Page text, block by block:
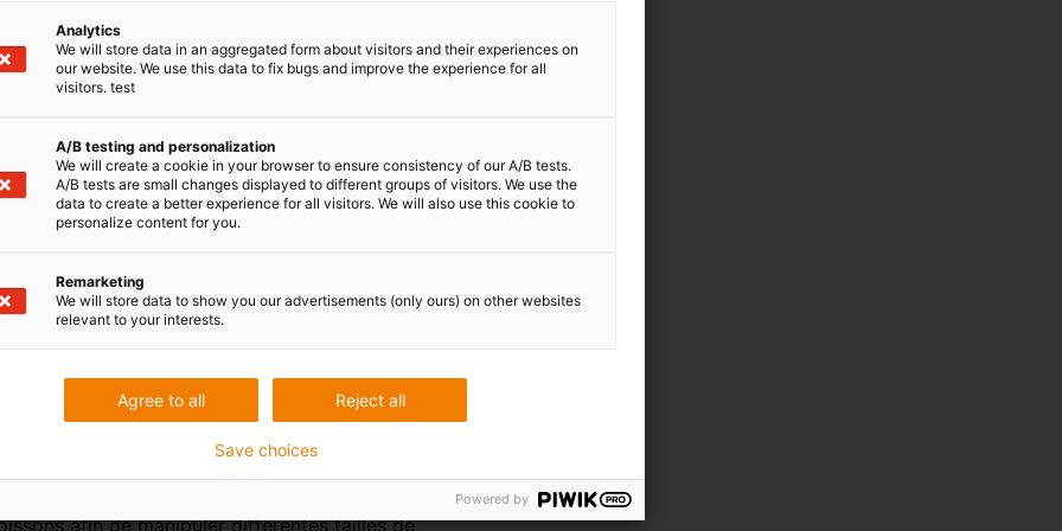
d’une axe linéaire SHT prête à installer en
Il convient par exemple aux postes de
et hygiéniques pour le positionnement de
ronds et de vis dryspin, les deux en acier
des axes se composent de boîtiers en deux
plats en silicone et des vis conformes aux
mis au point protègent les arbres et évitent que
support d’axe. igus a également conçu un écrou
et permettant un nettoyage efficace. Aurélien
au design hygiénique répondant aux
d’obtenir de nouvelles certifications pour nos
à de nombreuses applications
pour guidages linéaires au design hygiénique
du FDA et du règlement européen 10/2011. Ici
ce qui permet de rincer le système même
convient par exemple aux changements de
afin de manipuler différentes tailles de
Analytics
We will store data in an aggregated form about visitors and their experiences on
our website. We use this data to fix bugs and improve the experience for all
visitors. test
A/B testing and personalization
We will create a cookie in your browser to ensure consistency of our A/B tests.
A/B tests are small changes displayed to different groups of visitors. We use the
data to create a better experience for all visitors. We will also use this cookie to
personalize content for you.
Remarketing
We will store data to show you our advertisements (only ours) on other websites
relevant to your interests.
Agree to all Reject all
Save choices
Powered by